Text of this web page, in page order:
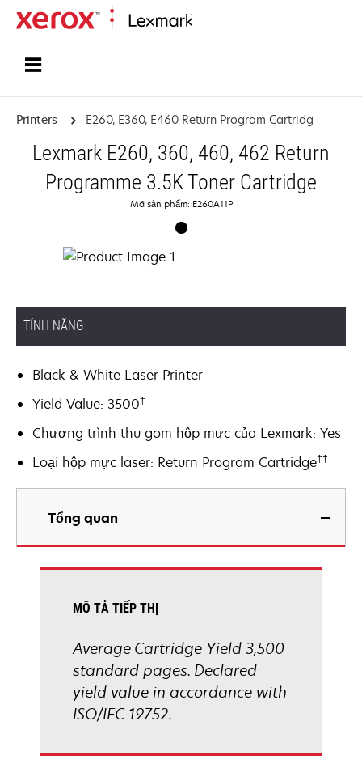
Printers E260, E360, E460 Return Program Cartridg
Lexmark E260, 360, 460, 462 Return
Programme 3.5K Toner Cartridge
Mã sản phẩm: E260A11P
TÍNH NĂNG
Black & White Laser Printer
Yield Value: 3500†
Chương trình thu gom hộp mực của Lexmark: Yes
Loại hộp mực laser: Return Program Cartridge††
Tổng quan
MÔ TẢ TIẾP THỊ
Average Cartridge Yield 3,500
standard pages. Declared
yield value in accordance with
ISO/IEC 19752.